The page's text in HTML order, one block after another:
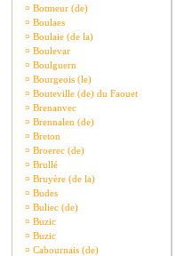
¤ Botmeur (de)
¤ Boulaes
¤ Boulaie (de la)
¤ Boulevar
¤ Boulguern
¤ Bourgeois (le)
¤ Bouteville (de) du Faouet
¤ Brenanvec
¤ Brennalen (de)
¤ Breton
¤ Broerec (de)
¤ Brullé
¤ Bruyère (de la)
¤ Budes
¤ Buliec (de)
¤ Buzic
¤ Buzic
¤ Cabournais (de)